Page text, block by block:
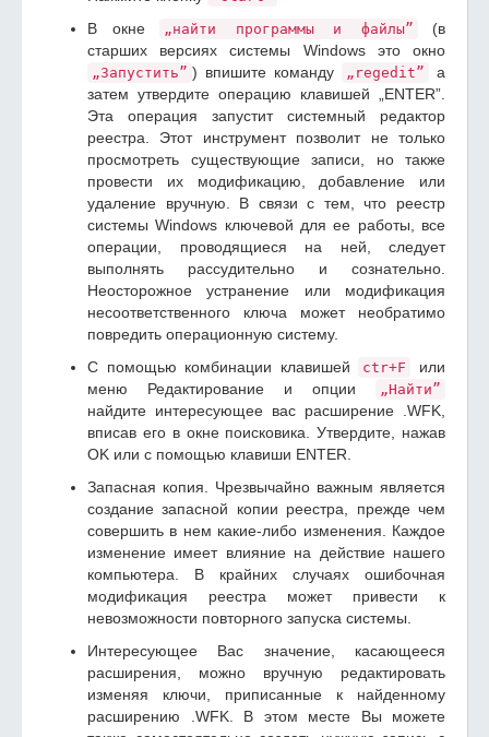
В окне „найти программы и файлы”
(в
старших версиях системы Windows это окно
„Запустить” ) впишите команду „regedit”
а
затем утвердите операцию клавишей „ENTER”.
Эта операция запустит системный редактор
реестра. Этот инструмент позволит не только
просмотреть существующие записи, но также
провести их модификацию, добавление или
удаление вручную. В связи с тем, что реестр
системы Windows ключевой для ее работы, все
операции, проводящиеся на ней, следует
выполнять рассудительно и сознательно.
Неосторожное устранение или модификация
несоответственного ключа может необратимо
повредить операционную систему.
С помощью комбинации клавишей
ctr+F
или
меню Редактирование и опции
„Найти”
найдите интересующее вас расширение .WFK,
вписав его в окне поисковика. Утвердите, нажав
OK или с помощью клавиши ENTER.
Запасная копия. Чрезвычайно важным является
создание запасной копии реестра, прежде чем
совершить в нем какие-либо изменения. Каждое
изменение имеет влияние на действие нашего
компьютера. В крайних случаях ошибочная
модификация реестра может привести к
невозможности повторного запуска системы.
Интересующее Вас значение, касающееся
расширения, можно вручную редактировать
изменяя ключи, приписанные к найденному
расширению .WFK. В этом месте Вы можете